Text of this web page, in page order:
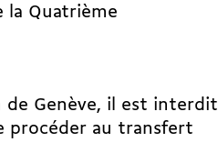
la Quatrième
de Genève, il est interdit
procéder au transfert